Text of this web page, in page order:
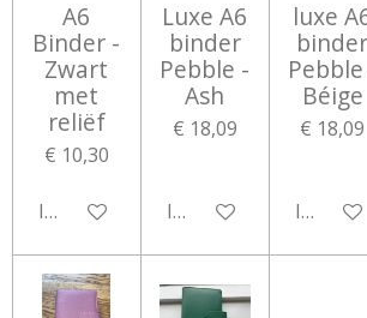
A6
Binder -
Zwart
met
reliëf
€ 10,30
In winkelwagen
Luxe A6
binder
Pebble -
Ash
€ 18,09
In winkelwagen
luxe
binder
Béige
€ 18,09
In